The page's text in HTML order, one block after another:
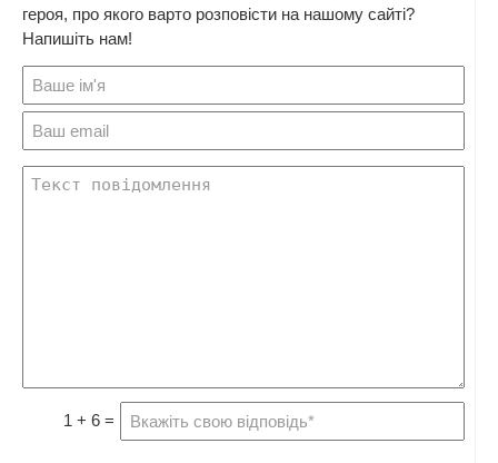
героя, про якого варто розповісти на нашому сайті?
Напишіть нам!
1 + 6 =